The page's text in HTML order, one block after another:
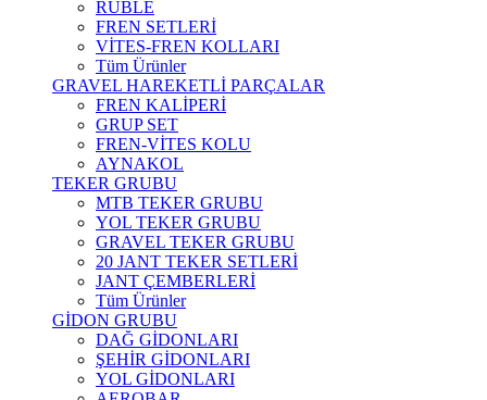
RUBLE
FREN SETLERİ
VİTES-FREN KOLLARI
Tüm Ürünler
GRAVEL HAREKETLİ PARÇALAR
FREN KALİPERİ
GRUP SET
FREN-VİTES KOLU
AYNAKOL
TEKER GRUBU
MTB TEKER GRUBU
YOL TEKER GRUBU
GRAVEL TEKER GRUBU
20 JANT TEKER SETLERİ
JANT ÇEMBERLERİ
Tüm Ürünler
GİDON GRUBU
DAĞ GİDONLARI
ŞEHİR GİDONLARI
YOL GİDONLARI